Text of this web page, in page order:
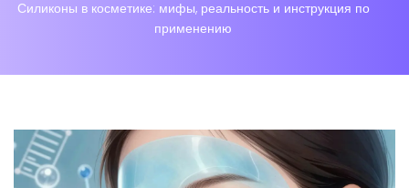
Силиконы в косметике: мифы, реальность и инструкция по
применению